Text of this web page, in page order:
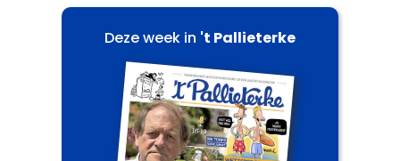
Deze week in 't Pallieterke